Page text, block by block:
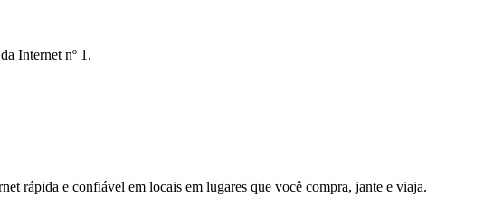
Internet nº 1.
rápida e confiável em locais em lugares que você compra, jante e viaja.